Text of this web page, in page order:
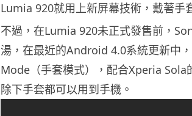
Lumia 920就用上新屏幕技術，戴著手
不過，在Lumia 920未正式發售前，
湯，在最近的Android 4.0系統更新中
Mode（手套模式），配合Xperia Sola
除下手套都可以用到手機。